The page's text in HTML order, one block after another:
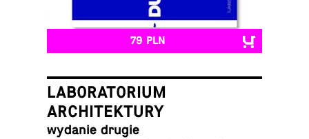
79 PLN
LABORATORIUM
ARCHITEKTURY
wydanie drugie